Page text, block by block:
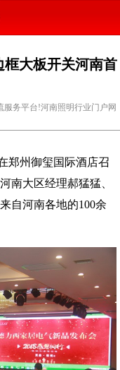
大板开关河南首
务平台!河南照明行业门户网
郑州御玺国际酒店召
南大区经理郝猛猛、
自河南各地的100余